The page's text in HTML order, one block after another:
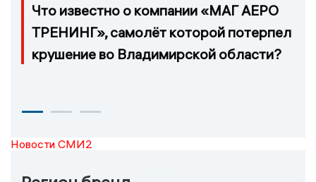
Что известно о компании «МАГ АЕРО
ТРЕНИНГ», самолёт которой потерпел
крушение во Владимирской области?
Новости СМИ2